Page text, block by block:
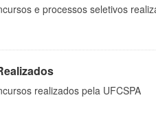
e processos seletivos
realizados pela UFCSPA